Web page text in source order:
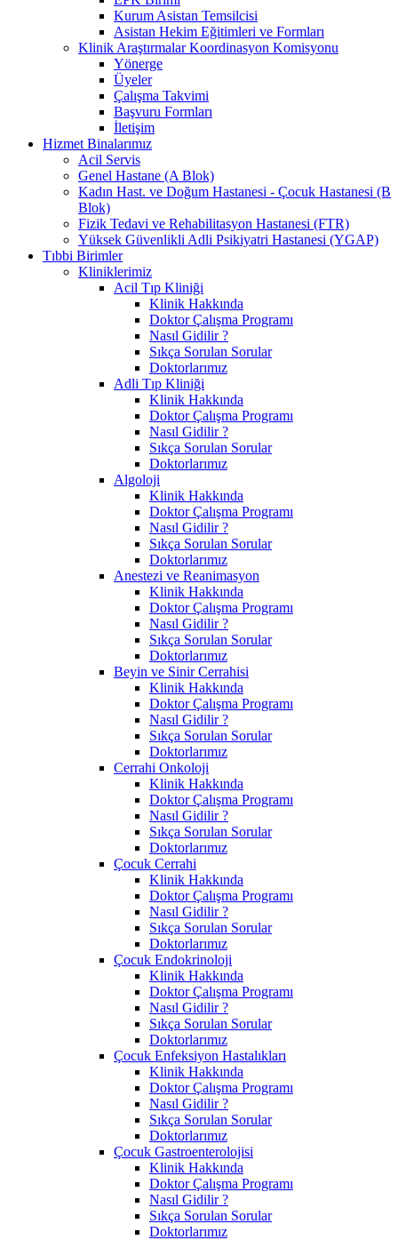
Kurum Asistan Temsilcisi
Asistan Hekim Eğitimleri ve Formları
Klinik Araştırmalar Koordinasyon Komisyonu
Yönerge
Üyeler
Çalışma Takvimi
Başvuru Formları
İletişim
Hizmet Binalarımız
Acil Servis
Genel Hastane (A Blok)
Kadın Hast. ve Doğum Hastanesi - Çocuk Hastanesi (B
Blok)
Fizik Tedavi ve Rehabilitasyon Hastanesi (FTR)
Yüksek Güvenlikli Adli Psikiyatri Hastanesi (YGAP)
Tıbbi Birimler
Kliniklerimiz
Acil Tıp Kliniği
Klinik Hakkında
Doktor Çalışma Programı
Nasıl Gidilir ?
Sıkça Sorulan Sorular
Doktorlarımız
Adli Tıp Kliniği
Klinik Hakkında
Doktor Çalışma Programı
Nasıl Gidilir ?
Sıkça Sorulan Sorular
Doktorlarımız
Algoloji
Klinik Hakkında
Doktor Çalışma Programı
Nasıl Gidilir ?
Sıkça Sorulan Sorular
Doktorlarımız
Anestezi ve Reanimasyon
Klinik Hakkında
Doktor Çalışma Programı
Nasıl Gidilir ?
Sıkça Sorulan Sorular
Doktorlarımız
Beyin ve Sinir Cerrahisi
Klinik Hakkında
Doktor Çalışma Programı
Nasıl Gidilir ?
Sıkça Sorulan Sorular
Doktorlarımız
Cerrahi Onkoloji
Klinik Hakkında
Doktor Çalışma Programı
Nasıl Gidilir ?
Sıkça Sorulan Sorular
Doktorlarımız
Çocuk Cerrahi
Klinik Hakkında
Doktor Çalışma Programı
Nasıl Gidilir ?
Sıkça Sorulan Sorular
Doktorlarımız
Çocuk Endokrinoloji
Klinik Hakkında
Doktor Çalışma Programı
Nasıl Gidilir ?
Sıkça Sorulan Sorular
Doktorlarımız
Çocuk Enfeksiyon Hastalıkları
Klinik Hakkında
Doktor Çalışma Programı
Nasıl Gidilir ?
Sıkça Sorulan Sorular
Doktorlarımız
Çocuk Gastroenterolojisi
Klinik Hakkında
Doktor Çalışma Programı
Nasıl Gidilir ?
Sıkça Sorulan Sorular
Doktorlarımız